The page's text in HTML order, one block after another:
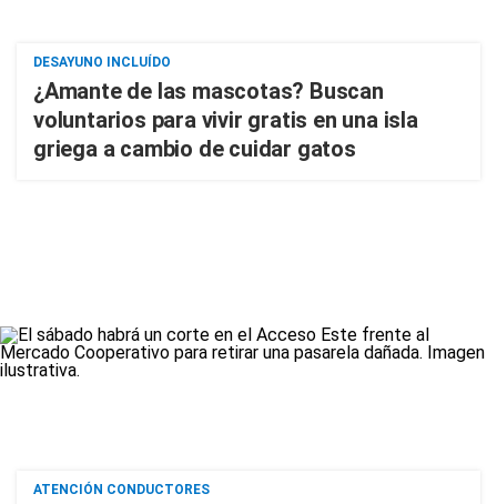
DESAYUNO INCLUÍDO
¿Amante de las mascotas? Buscan
voluntarios para vivir gratis en una isla
griega a cambio de cuidar gatos
ATENCIÓN CONDUCTORES